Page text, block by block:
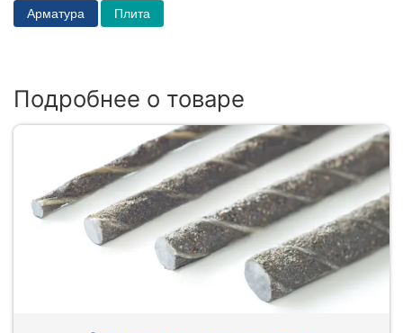
Арматура Плита
Подробнее о товаре